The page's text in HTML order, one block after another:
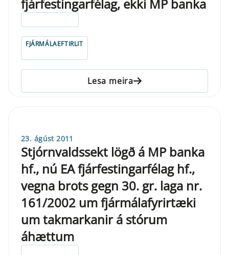
fjárfestingarfélag, ekki MP banka
FJÁRMÁLAEFTIRLIT
Lesa meira
23. ágúst 2011
Stjórnvaldssekt lögð á MP banka
hf., nú EA fjárfestingarfélag hf.,
vegna brots gegn 30. gr. laga nr.
161/2002 um fjármálafyrirtæki
um takmarkanir á stórum
áhættum